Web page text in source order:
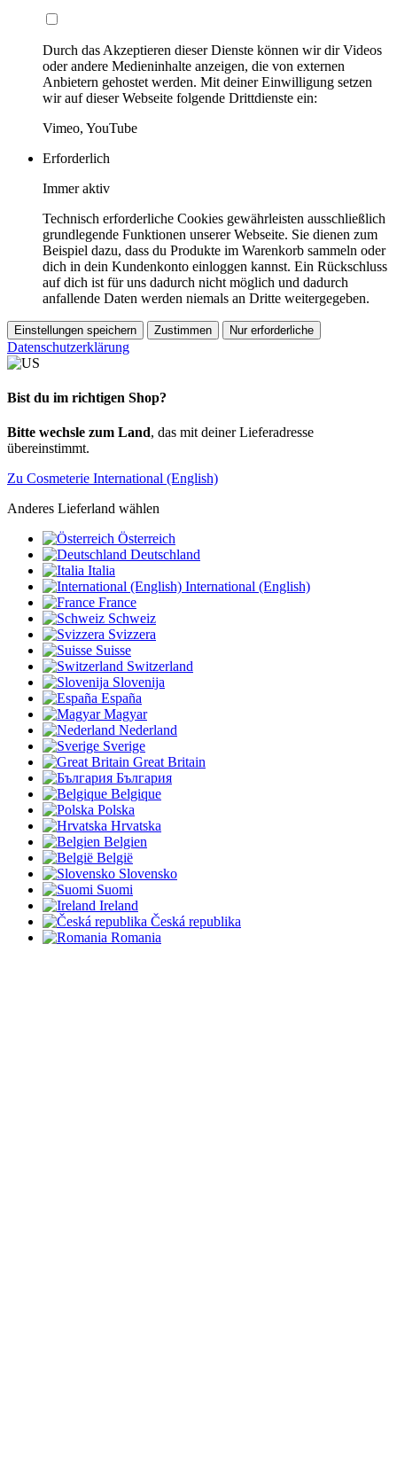
Durch das Akzeptieren dieser Dienste können wir dir Videos
oder andere Medieninhalte anzeigen, die von externen
Anbietern gehostet werden. Mit deiner Einwilligung setzen
wir auf dieser Webseite folgende Drittdienste ein:
Vimeo, YouTube
Erforderlich
Immer aktiv
Technisch erforderliche Cookies gewährleisten ausschließlich
grundlegende Funktionen unserer Webseite. Sie dienen zum
Beispiel dazu, dass du Produkte im Warenkorb sammeln oder
dich in dein Kundenkonto einloggen kannst. Ein Rückschluss
auf dich ist für uns dadurch nicht möglich und dadurch
anfallende Daten werden niemals an Dritte weitergegeben.
Einstellungen speichern Zustimmen Nur erforderliche
Datenschutzerklärung
Bist du im richtigen Shop?
Bitte wechsle zum Land, das mit deiner Lieferadresse
übereinstimmt.
Zu Cosmeterie International (English)
Anderes Lieferland wählen
Österreich
Deutschland
Italia
International (English)
France
Schweiz
Svizzera
Suisse
Switzerland
Slovenija
España
Magyar
Nederland
Sverige
Great Britain
България
Belgique
Polska
Hrvatska
Belgien
België
Slovensko
Suomi
Ireland
Česká republika
Romania